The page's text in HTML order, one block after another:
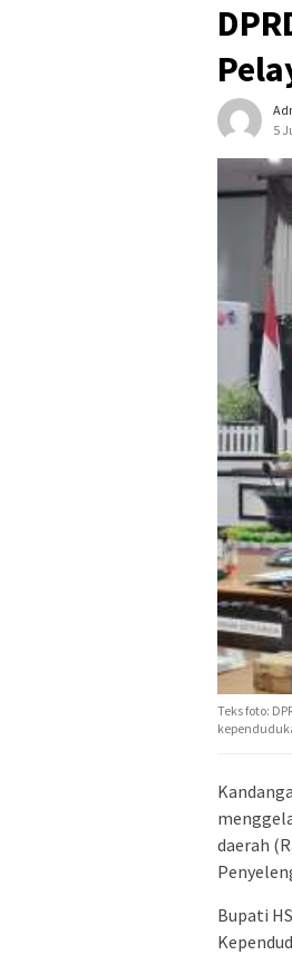
5
Teks foto:
daerah
Bupati